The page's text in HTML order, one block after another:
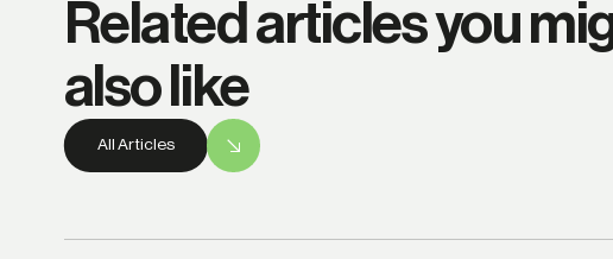
Related articles you
also like
All Articles